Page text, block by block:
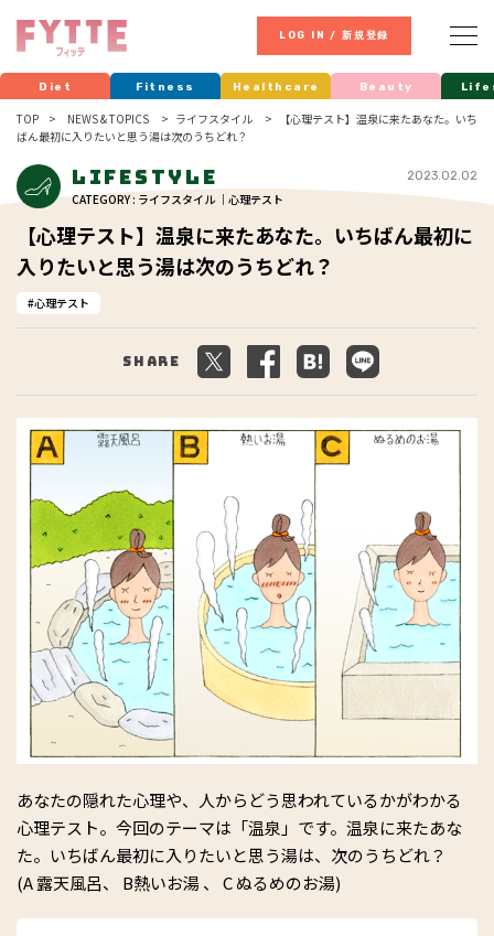
LOG IN / 新規登録
Diet Fitness Healthcare Beauty
TOP NEWS & TOPICS ライフスタイル
【心理テスト】温泉に来たあなた。いち
ばん最初に入りたいと思う湯は次のうちどれ？
Lifestyle
CATEGORY : ライフスタイル ｜心理テスト
2023.02.02
【心理テスト】温泉に来たあなた。いちばん最初に
入りたいと思う湯は次のうちどれ？
心理テスト
Share
あなたの隠れた心理や、人からどう思われているかがわかる
心理テスト。今回のテーマは「温泉」です。温泉に来たあな
た。いちばん最初に入りたいと思う湯は、次のうちどれ？
(A 露天風呂、 B熱いお湯 、 C ぬるめのお湯)